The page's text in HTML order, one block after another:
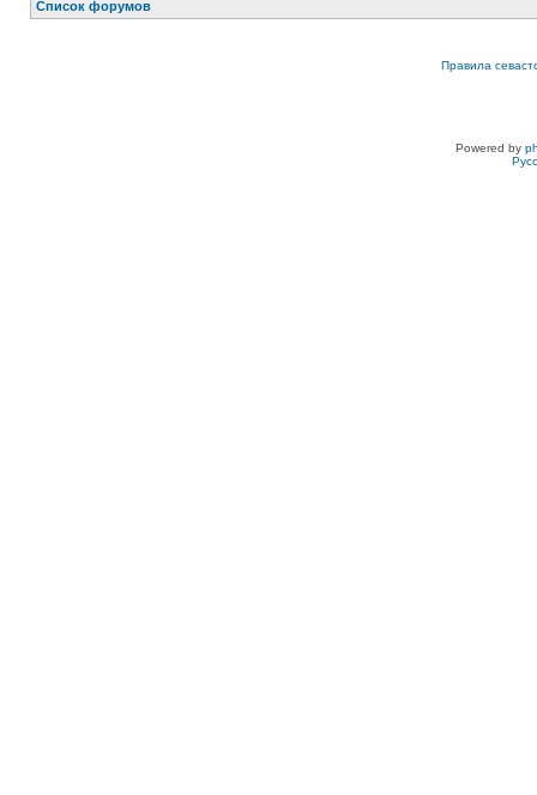
Список форумов
Правила
Powered by